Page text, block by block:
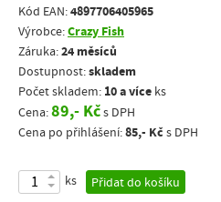
Kód EAN:4897706405965
Výrobce:Crazy Fish
Záruka:24 měsíců
Dostupnost:skladem
Počet skladem: 10 a více ks
Cena:89,- Kčs DPH
Cena po přihlášení:85,- Kč s DPH
ks Přidat do košíku